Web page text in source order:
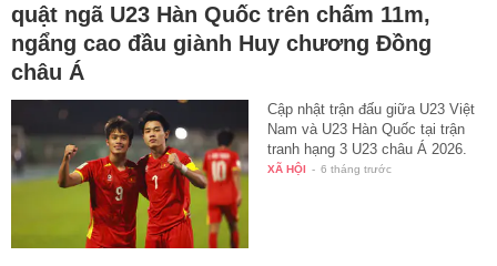
quật ngã U23 Hàn Quốc trên chấm 11m,
ngẩng cao đầu giành Huy chương Đồng
châu Á
Cập nhật trận đấu giữa U23 Việt
Nam và U23 Hàn Quốc tại trận
tranh hạng 3 U23 châu Á 2026.
XÃ HỘI - 6 tháng trước